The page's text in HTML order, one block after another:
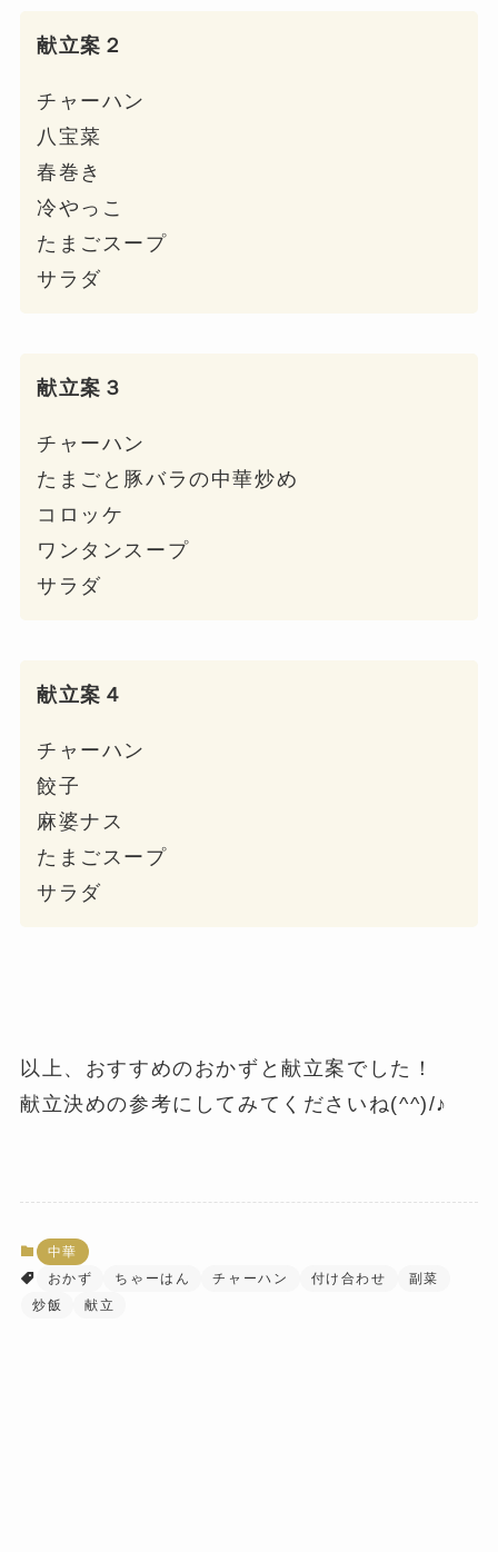
献立案２
チャーハン
八宝菜
春巻き
冷やっこ
たまごスープ
サラダ
献立案３
チャーハン
たまごと豚バラの中華炒め
コロッケ
ワンタンスープ
サラダ
献立案４
チャーハン
餃子
麻婆ナス
たまごスープ
サラダ
以上、おすすめのおかずと献立案でした！
献立決めの参考にしてみてくださいね(^^)/♪
中華
おかず
ちゃーはん チャーハン 付け合わせ
副菜
炒飯
献立